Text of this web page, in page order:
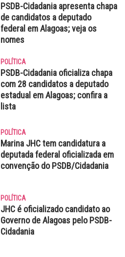
PSDB-Cidadania apresenta chapa
de candidatos a deputado
federal em Alagoas; veja os
nomes
POLÍTICA
PSDB-Cidadania oficializa chapa
com 28 candidatos a deputado
estadual em Alagoas; confira a
lista
POLÍTICA
Marina JHC tem candidatura a
deputada federal oficializada em
convenção do PSDB/Cidadania
POLÍTICA
JHC é oficializado candidato ao
Governo de Alagoas pelo PSDB-
Cidadania